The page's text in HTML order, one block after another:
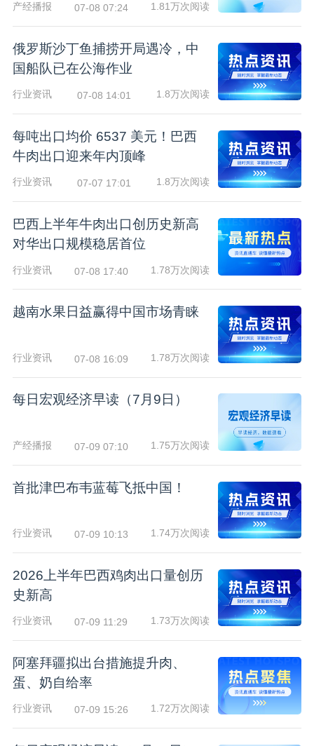
产经播报 07-08 07:24 1.81万次阅读
俄罗斯沙丁鱼捕捞开局遇冷，中
国船队已在公海作业
行业资讯 07-08 14:01 1.8万次阅读
每吨出口均价 6537 美元！巴西
牛肉出口迎来年内顶峰
行业资讯 07-07 17:01 1.8万次阅读
巴西上半年牛肉出口创历史新高
对华出口规模稳居首位
行业资讯 07-08 17:40 1.78万次阅读
越南水果日益赢得中国市场青睐
行业资讯 07-08 16:09 1.78万次阅读
每日宏观经济早读（7月9日）
产经播报 07-09 07:10 1.75万次阅读
首批津巴布韦蓝莓飞抵中国！
行业资讯 07-09 10:13 1.74万次阅读
2026上半年巴西鸡肉出口量创历
史新高
行业资讯 07-09 11:29 1.73万次阅读
阿塞拜疆拟出台措施提升肉、
蛋、奶自给率
行业资讯 07-09 15:26 1.72万次阅读